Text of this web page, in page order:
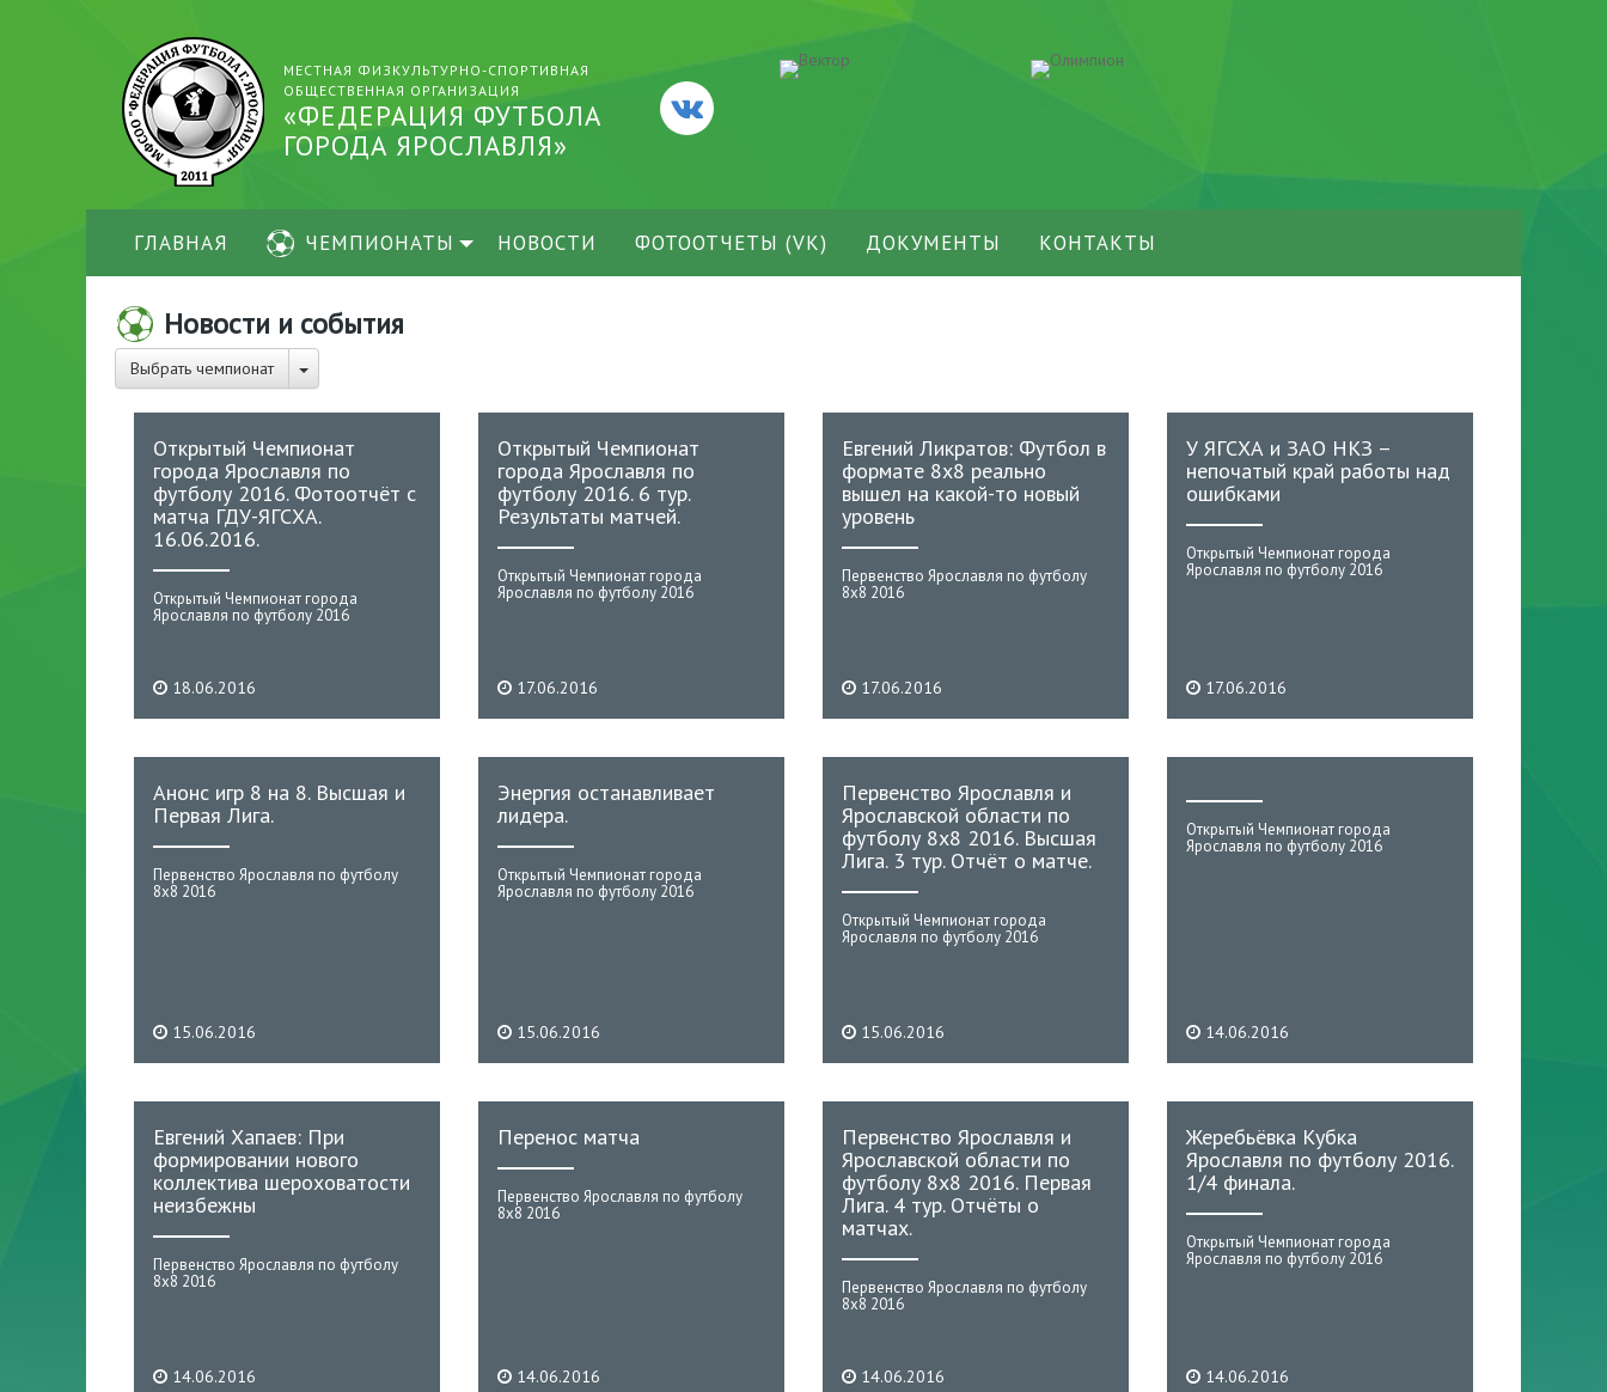
МЕСТНАЯ ФИЗКУЛЬТУРНО-СПОРТИВНАЯ
ОБЩЕСТВЕННАЯ ОРГАНИЗАЦИЯ
«ФЕДЕРАЦИЯ ФУТБОЛА
ГОРОДА ЯРОСЛАВЛЯ»
ГЛАВНАЯ ЧЕМПИОНАТЫ НОВОСТИ ФОТООТЧЕТЫ (VK) ДОКУМЕНТЫ КОНТАКТЫ
Новости и события
Выбрать чемпионат
Открытый Чемпионат
города Ярославля по
футболу 2016. Фотоотчёт с
матча ГДУ-ЯГСХА.
16.06.2016.
Открытый Чемпионат города
Ярославля по футболу 2016
18.06.2016
Открытый Чемпионат
города Ярославля по
футболу 2016. 6 тур.
Результаты матчей.
Открытый Чемпионат города
Ярославля по футболу 2016
17.06.2016
Евгений Ликратов: Футбол в
формате 8х8 реально
вышел на какой-то новый
уровень
Первенство Ярославля по футболу
8х8 2016
17.06.2016
У ЯГСХА и ЗАО НКЗ –
непочатый край работы над
ошибками
Открытый Чемпионат города
Ярославля по футболу 2016
17.06.2016
Анонс игр 8 на 8. Высшая и
Первая Лига.
Первенство Ярославля по футболу
8х8 2016
15.06.2016
Энергия останавливает
лидера.
Открытый Чемпионат города
Ярославля по футболу 2016
15.06.2016
Первенство Ярославля и
Ярославской области по
футболу 8х8 2016. Высшая
Лига. 3 тур. Отчёт о матче.
Открытый Чемпионат города
Ярославля по футболу 2016
15.06.2016
Открытый Чемпионат города
Ярославля по футболу 2016
14.06.2016
Евгений Хапаев: При
формировании нового
коллектива шероховатости
неизбежны
Первенство Ярославля по футболу
8х8 2016
14.06.2016
Перенос матча
Первенство Ярославля по футболу
8х8 2016
14.06.2016
Первенство Ярославля и
Ярославской области по
футболу 8х8 2016. Первая
Лига. 4 тур. Отчёты о
матчах.
Первенство Ярославля по футболу
8х8 2016
14.06.2016
Жеребьёвка Кубка
Ярославля по футболу 2016.
1/4 финала.
Открытый Чемпионат города
Ярославля по футболу 2016
14.06.2016